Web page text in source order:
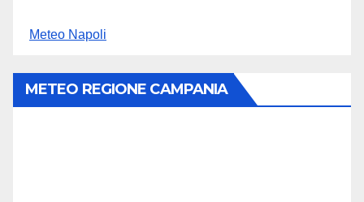
Meteo Napoli
METEO REGIONE CAMPANIA